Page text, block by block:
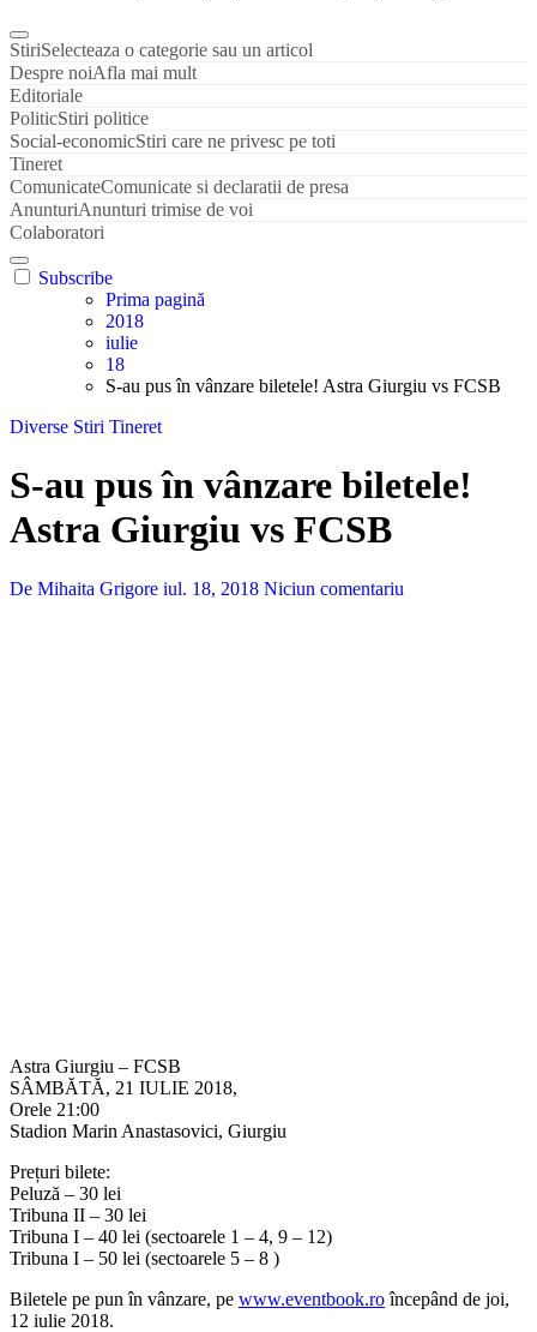
StiriSelecteaza o categorie sau un articol
Despre noiAfla mai mult
Editoriale
PoliticStiri politice
Social-economicStiri care ne privesc pe toti
Tineret
ComunicateComunicate si declaratii de presa
AnunturiAnunturi trimise de voi
Colaboratori
Subscribe
Prima pagină
2018
iulie
18
S-au pus în vânzare biletele! Astra Giurgiu vs FCSB
Diverse Stiri Tineret
S-au pus în vânzare biletele!
Astra Giurgiu vs FCSB
De Mihaita Grigore iul. 18, 2018 Niciun comentariu
Astra Giurgiu – FCSB
SÂMBĂTĂ, 21 IULIE 2018,
Orele 21:00
Stadion Marin Anastasovici, Giurgiu
Prețuri bilete:
Peluză – 30 lei
Tribuna II – 30 lei
Tribuna I – 40 lei (sectoarele 1 – 4, 9 – 12)
Tribuna I – 50 lei (sectoarele 5 – 8 )
Biletele pe pun în vânzare, pe www.eventbook.roîncepând de joi,
12 iulie 2018.